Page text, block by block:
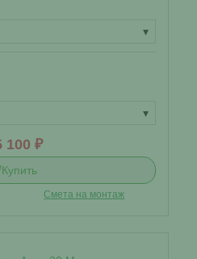
▾
▾
100 ₽
Купить
Смета на монтаж